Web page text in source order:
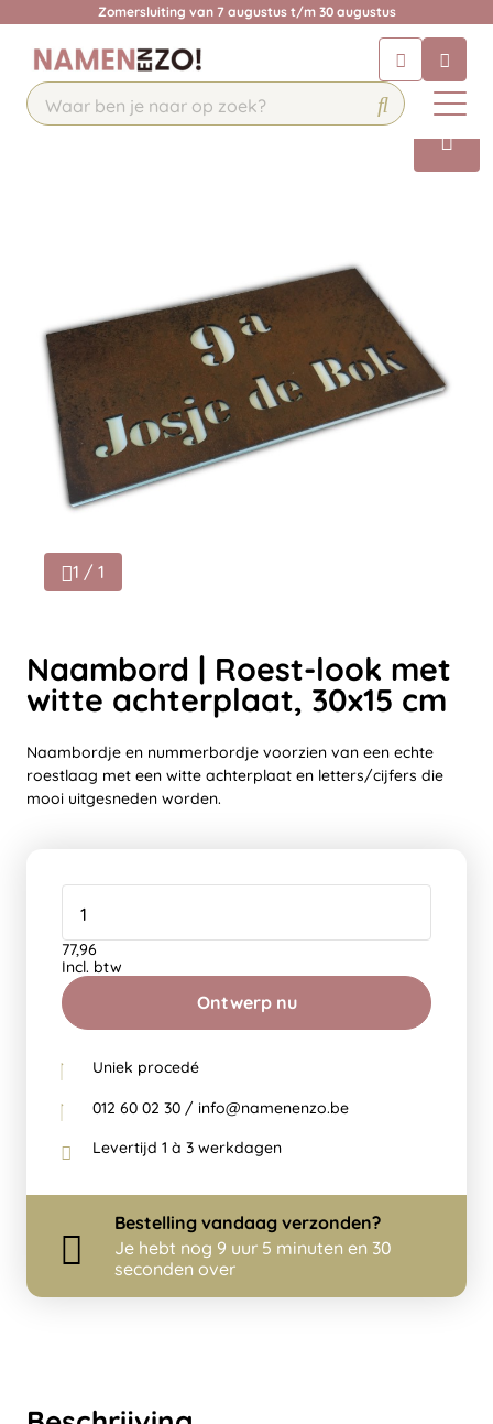
Zomersluiting van 7 augustus t/m 30 augustus
Chat 24/7 met onze chatbot voor
hulp
Contact
1 / 1
Naambord | Roest-look met
witte achterplaat, 30x15 cm
Naambordje en nummerbordje voorzien van een echte
roestlaag met een witte achterplaat en letters/cijfers die
mooi uitgesneden worden.
Ontwerp nu
77,96
Incl. btw
Uniek procedé
012 60 02 30 / info@namenenzo.be
Levertijd 1 à 3 werkdagen
Bestelling vandaag verzonden?
Je hebt nog 9 uur 5 minuten en 30
seconden over